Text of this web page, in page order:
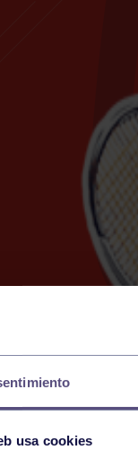
usa cookies